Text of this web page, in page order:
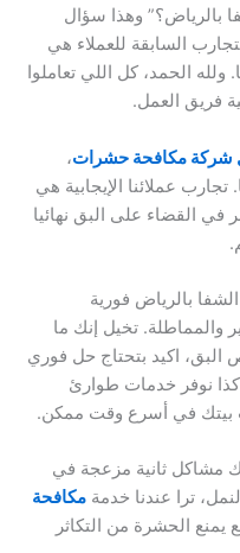
وهذا سؤال
السابقة للعملاء هي
الحمد، كل اللي تعاملوا
فريق العمل.
شركة مكافحة حشرات،
عملائنا الإيجابية هي
في القضاء على البق نهائيا
بالرياض فورية
والمماطلة. تخيل إنك ما
البق، اكيد بتحتاج حل فوري
نوفر خدمات طوارئ
بيتك في أسرع وقت ممكن.
مشاكل ثانية مزعجة في
ترا عندنا خدمة مكافحة
يمنع الحشرة من التكاثر